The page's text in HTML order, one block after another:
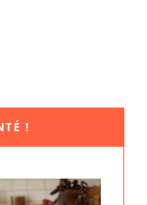
!